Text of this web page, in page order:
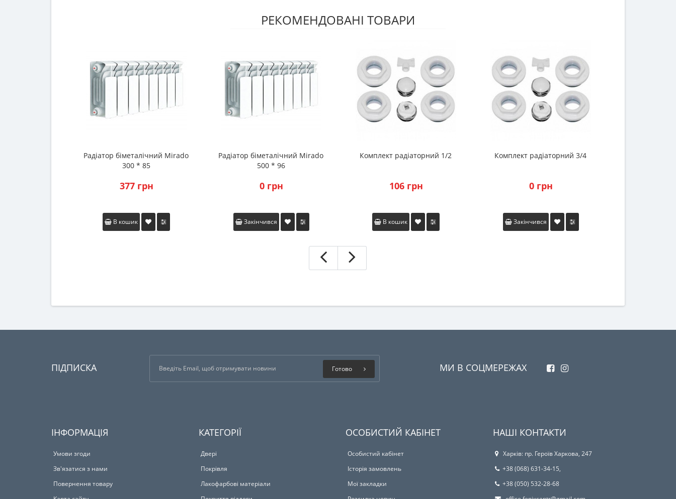
РЕКОМЕНДОВАНІ ТОВАРИ
Радіатор біметалічний Mirado
300 * 85
377 грн
В кошик
Радіатор біметалічний Mirado
500 * 96
0 грн
Закінчився
Комплект радіаторний 1/2
106 грн
В кошик
Комплект радіаторний 3/4
0 грн
Закінчився
ПІДПИСКА Готово МИ В СОЦМЕРЕЖАХ
ІНФОРМАЦІЯ
Умови згоди
Зв'язатися з нами
Повернення товару
КАТЕГОРІЇ
Двері
Покрівля
Лакофарбові матеріали
ОСОБИСТИЙ КАБІНЕТ
Особистий кабінет
Історія замовлень
Мої закладки
НАШІ КОНТАКТИ
Харків: пр. Героїв Харкова, 247
+38 (068) 631-34-15,
+38 (050) 532-28-68